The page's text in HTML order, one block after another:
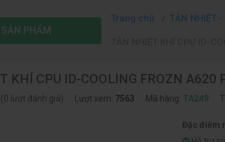
PHẨM
Trang chủ TẢN NHIỆT -
KHÍ CPU ID-COOLING FROZN A620
(0 lượt đánh giá) Lượt xem: 7563 Mã hàng: TA249
Đặc điểm